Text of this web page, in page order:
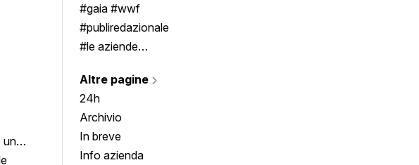
un
#gaia #wwf
#publiredazionale
#le aziende
Altre pagine
24h
Archivio
In breve
Info azienda